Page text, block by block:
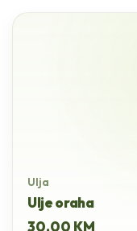
Ulja
Ulje oraha
30,00 KM